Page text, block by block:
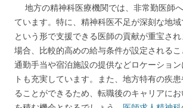
地方の精神科医療機関では、非常勤医師
ています。特に、精神科医不足が深刻な地
という形で支援できる医師の貢献が重宝さ
場合、比較的高めの給与条件が設定されるこ
通勤手当や宿泊施設の提供などロケーショ
トも充実しています。また、地方特有の疾
ることができるため、転職後のキャリアに